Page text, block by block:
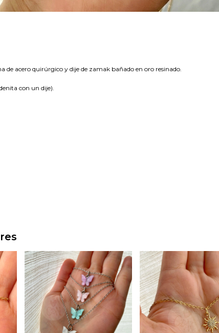
de acero quirúrgico y dije de zamak bañado en oro resinado.
con un dije).